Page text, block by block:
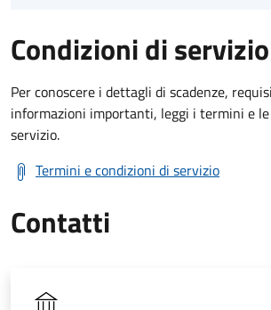
Condizioni di servizio
Per conoscere i dettagli di scadenze,
informazioni importanti, leggi i termini e
servizio.
Termini e condizioni di servizio
Contatti